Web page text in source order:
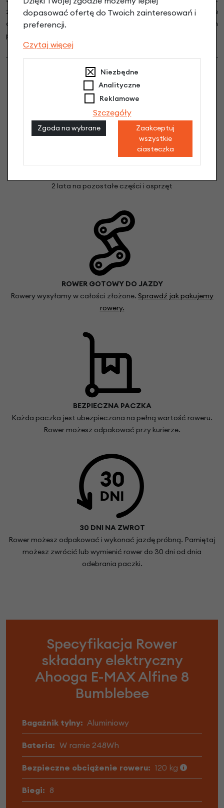
zachęcanie coraz większej liczby osób do jazdy na rowerze
dzięki nowoczesnym i praktycznym rozwiązaniom
projektowym.
2 lata na pozostałe części i osprzęt
ROWER GOTOWY DO JAZDY
Rowery wysyłamy w całości złożone. Sprawdź jak pakujemy
rowery.
BEZPIECZNA PACZKA
Każda paczka jest ubezpieczona na pełną wartość roweru.
Rower możesz odpakować przy kurierze.
30 DNI NA ZWROT
Rower możesz odpakować i wykonać jazdę próbną. Pamiętaj
możesz zwrócić lub wymienić rower do 30 dni od dnia
odebrania paczki.
Specyfikacja Rower
składany elektryczny
Ahooga E-MAX Alfine 8
Bumblebee
Bagażnik tylny: Aluminiowy
Bateria: W ramie 248Wh
Bezpieczne obciążenie roweru: 120 kg
Biegi: 8
dopasować ofertę do Twoich zainteresowań i
preferencji.
Czytaj więcej
Niezbędne
Analityczne
Reklamowe
Szczegóły
Zgoda na wybrane
Zaakceptuj
wszystkie
ciasteczka